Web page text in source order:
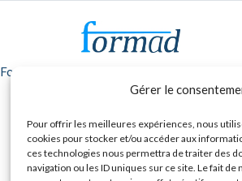
Gérer le
Pour offrir les meilleures expériences, nous
cookies pour stocker et/ou accéder aux
ces technologies nous permettra de traiter des
navigation ou les ID uniques sur ce site. Le fait
Formad, centre de formation linguistique à
4, La Duquerie
Tel. 06 19 01 08 64